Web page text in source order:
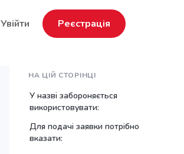
Увійти Реєстрація
НА ЦІЙ СТОРІНЦІ
У назві забороняється
використовувати:
Для подачі заявки потрібно
вказати: